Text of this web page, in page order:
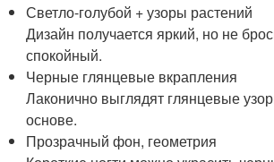
Светло-голубой + узоры растений
Дизайн получается яркий, но не
спокойный.
Черные глянцевые вкрапления
Лаконично выглядят глянцевые
основе.
Прозрачный фон, геометрия